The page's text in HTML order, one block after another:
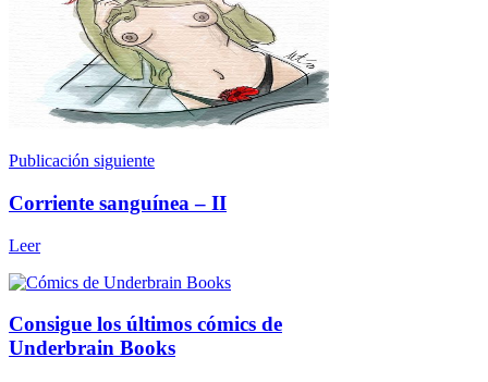
Publicación siguiente
Corriente sanguínea – II
Leer
Consigue los últimos cómics de
Underbrain Books